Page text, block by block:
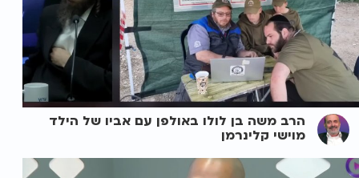
הרב משה בן לולו באולפן עם אביו של הילד
מוישי קלינרמן